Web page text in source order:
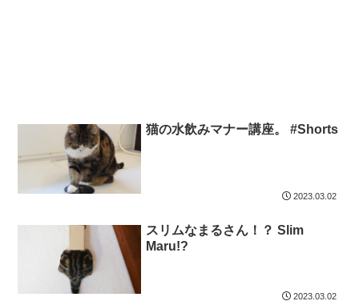
猫の水飲みマナー講座。 #Shorts
2023.03.02
スリムなまるさん！？ Slim
Maru!?
2023.03.02